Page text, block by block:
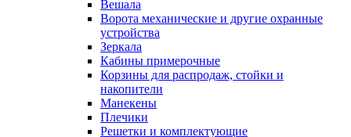
Вешала
Ворота механические и другие охранные
устройства
Зеркала
Кабины примерочные
Корзины для распродаж, стойки и
накопители
Манекены
Плечики
Решетки и комплектующие